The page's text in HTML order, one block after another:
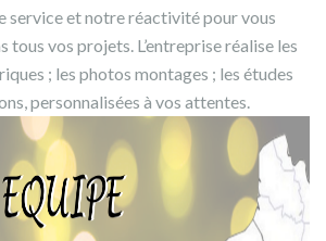
service et notre réactivité pour vous
tous vos projets. L’entreprise réalise les
; les photos montages ; les études
personnalisées à vos attentes.